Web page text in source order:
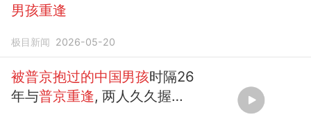
男孩重逢
极目新闻 2026-05-20
被普京抱过的中国男孩时隔26
年与普京重逢, 两人久久握